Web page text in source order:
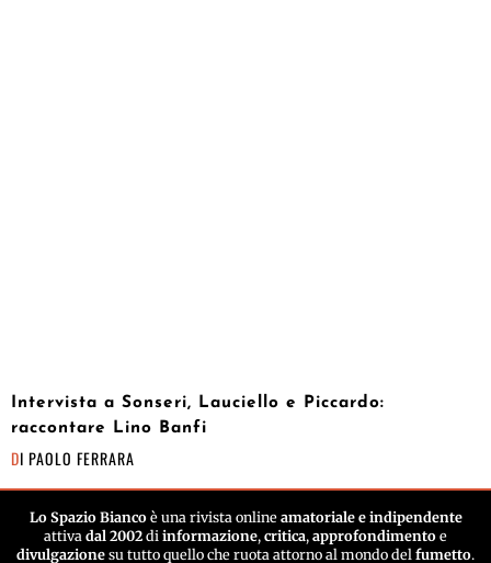
Intervista a Sonseri, Lauciello e Piccardo:
raccontare Lino Banfi
DI PAOLO FERRARA
Lo Spazio Biancoè una rivista online amatoriale e indipendente
attiva dal 2002 di informazione, critica, approfondimento e
divulgazione su tutto quello che ruota attorno al mondo del fumetto.